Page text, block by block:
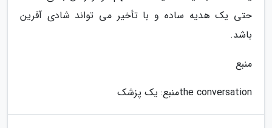
حتی یک هدیه ساده و با تأخیر می تواند شادی آفرین
باشد.
منبع
the conversationمنبع: یک پزشک